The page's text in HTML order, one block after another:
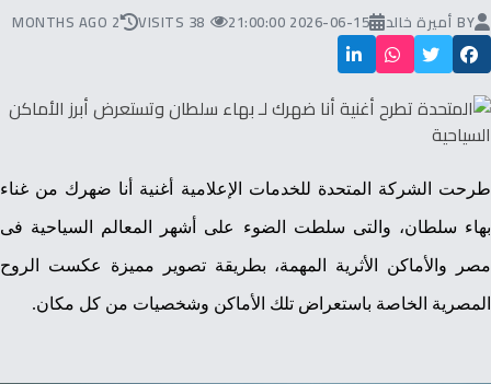
BY أميرة خالد 2026-06-15 21:00:00
38 VISITS
2 MONTHS AGO
طرحت الشركة المتحدة للخدمات الإعلامية أغنية أنا ضهرك من غناء
بهاء سلطان، والتى سلطت الضوء على أشهر المعالم السياحية فى
مصر والأماكن الأثرية المهمة، بطريقة تصوير مميزة عكست الروح
المصرية الخاصة باستعراض تلك الأماكن وشخصيات من كل مكان.